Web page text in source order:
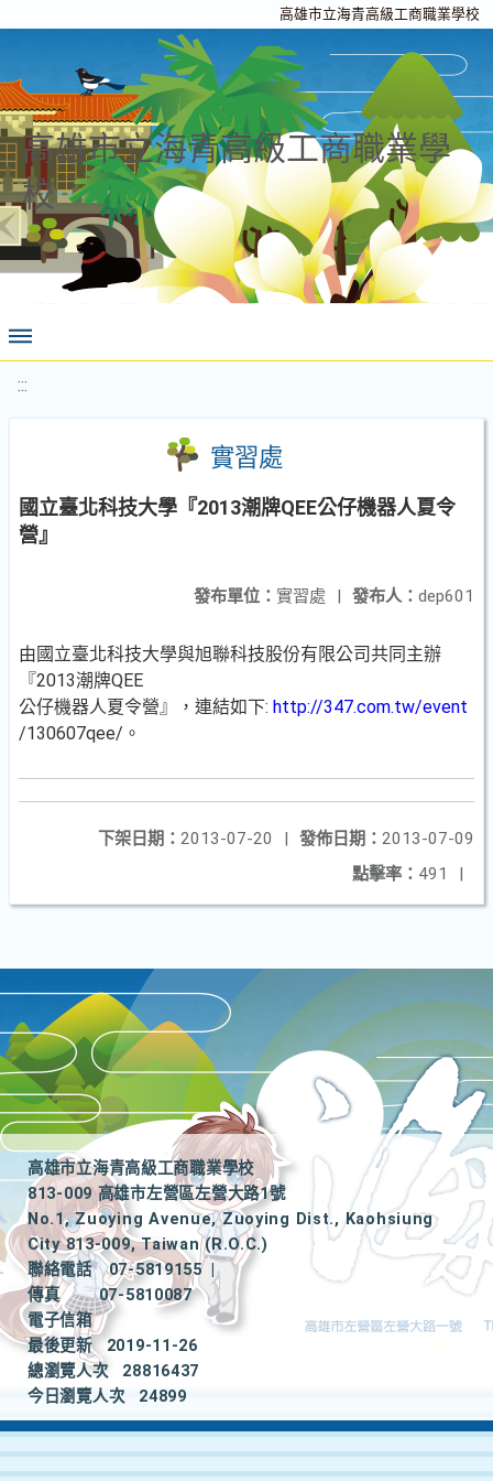
高雄市立海青高級工商職業學校
高雄市立海青高級工商職業學
校
:::
實習處
國立臺北科技大學『2013潮牌QEE公仔機器人夏令
營』
發布人： dep601
發布單位： 實習處 |
由國立臺北科技大學與旭聯科技股份有限公司共同主辦
『2013潮牌QEE
公仔機器人夏令營』，連結如下: http://347.com.tw/event
/130607qee/。
發佈日期： 2013-07-09
下架日期： 2013-07-20
|
點擊率： 491 |
高雄市立海青高級工商職業學校
813-009 高雄市左營區左營大路1號
No.1, Zuoying Avenue, Zuoying Dist., Kaohsiung
City 813-009, Taiwan (R.O.C.)
聯絡電話
07-5819155
|
傳真
07-5810087
電子信箱
最後更新
2019-11-26
總瀏覽人次
28816437
今日瀏覽人次
24899